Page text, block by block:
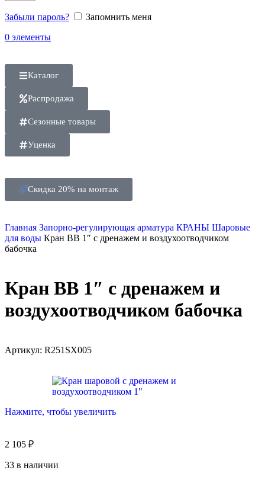
Забыли пароль?
Запомнить меня
0 элементы
Каталог
Распродажа
Сезонные товары
Уценка
Скидка 20% на монтаж
Главная Запорно-регулирующая арматура КРАНЫ Шаровые
для воды Кран ВB 1″ с дренажем и воздухоотводчиком
бабочка
Кран ВB 1″ с дренажем и
воздухоотводчиком бабочка
Артикул: R251SX005
Нажмите, чтобы увеличить
2 105 ₽
33 в наличии